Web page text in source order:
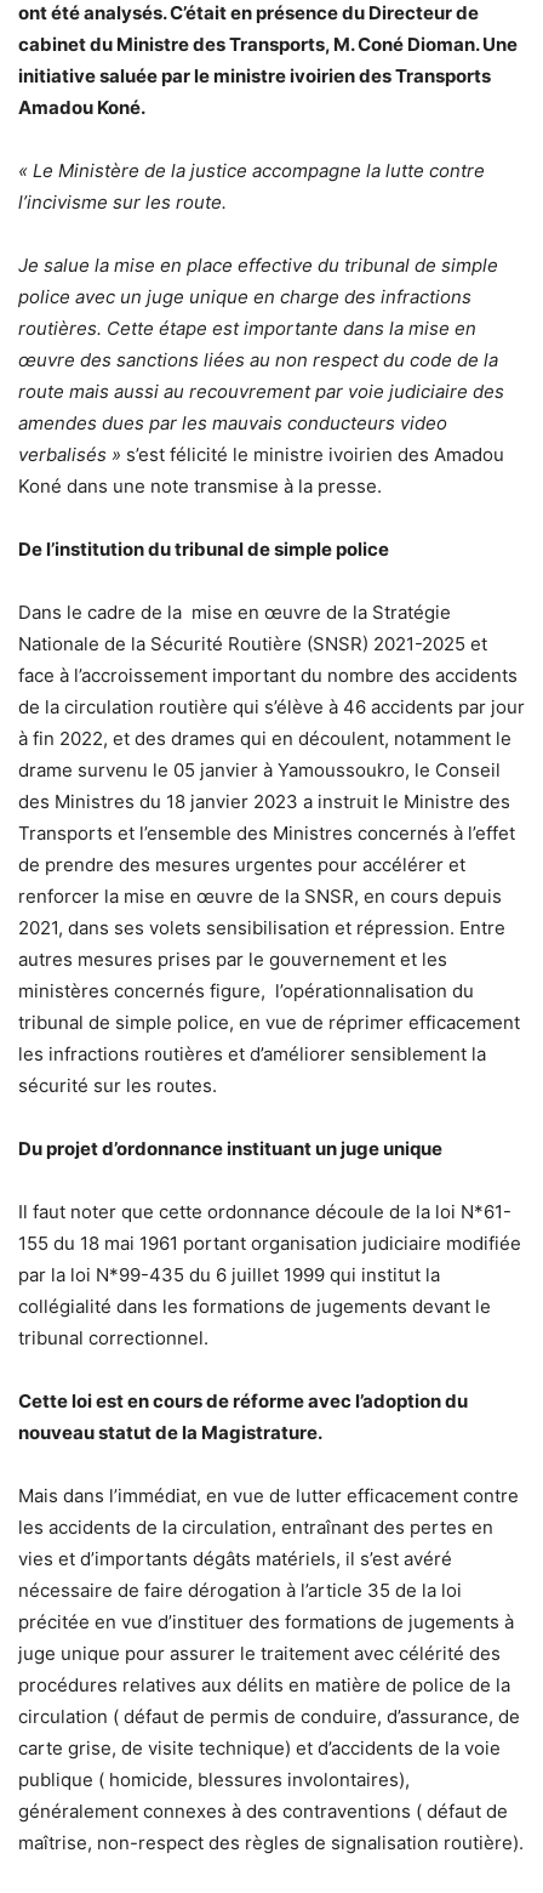
ont été analysés. C’était en présence du Directeur de
cabinet du Ministre des Transports, M. Coné Dioman. Une
initiative saluée par le ministre ivoirien des Transports
Amadou Koné.
« Le Ministère de la justice accompagne la lutte contre
l’incivisme sur les route.
Je salue la mise en place effective du tribunal de simple
police avec un juge unique en charge des infractions
routières. Cette étape est importante dans la mise en
œuvre des sanctions liées au non respect du code de la
route mais aussi au recouvrement par voie judiciaire des
amendes dues par les mauvais conducteurs video
verbalisés » s’est félicité le ministre ivoirien des Amadou
Koné dans une note transmise à la presse.
De l’institution du tribunal de simple police
Dans le cadre de la mise en œuvre de la Stratégie
Nationale de la Sécurité Routière (SNSR) 2021-2025 et
face à l’accroissement important du nombre des accidents
de la circulation routière qui s’élève à 46 accidents par jour
à fin 2022, et des drames qui en découlent, notamment le
drame survenu le 05 janvier à Yamoussoukro, le Conseil
des Ministres du 18 janvier 2023 a instruit le Ministre des
Transports et l’ensemble des Ministres concernés à l’effet
de prendre des mesures urgentes pour accélérer et
renforcer la mise en œuvre de la SNSR, en cours depuis
2021, dans ses volets sensibilisation et répression. Entre
autres mesures prises par le gouvernement et les
ministères concernés figure, l’opérationnalisation du
tribunal de simple police, en vue de réprimer efficacement
les infractions routières et d’améliorer sensiblement la
sécurité sur les routes.
Du projet d’ordonnance instituant un juge unique
Il faut noter que cette ordonnance découle de la loi N*61-
155 du 18 mai 1961 portant organisation judiciaire modifiée
par la loi N*99-435 du 6 juillet 1999 qui institut la
collégialité dans les formations de jugements devant le
tribunal correctionnel.
Cette loi est en cours de réforme avec l’adoption du
nouveau statut de la Magistrature.
Mais dans l’immédiat, en vue de lutter efficacement contre
les accidents de la circulation, entraînant des pertes en
vies et d’importants dégâts matériels, il s’est avéré
nécessaire de faire dérogation à l’article 35 de la loi
précitée en vue d’instituer des formations de jugements à
juge unique pour assurer le traitement avec célérité des
procédures relatives aux délits en matière de police de la
circulation ( défaut de permis de conduire, d’assurance, de
carte grise, de visite technique) et d’accidents de la voie
publique ( homicide, blessures involontaires),
généralement connexes à des contraventions ( défaut de
maîtrise, non-respect des règles de signalisation routière).